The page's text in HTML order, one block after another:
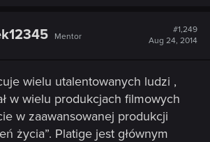
Mentor
#1,249
Aug 24, 2014
wielu utalentowanych ludzi ,
w wielu produkcjach filmowych
w zaawansowanej produkcji
życia”. Platige jest głównym